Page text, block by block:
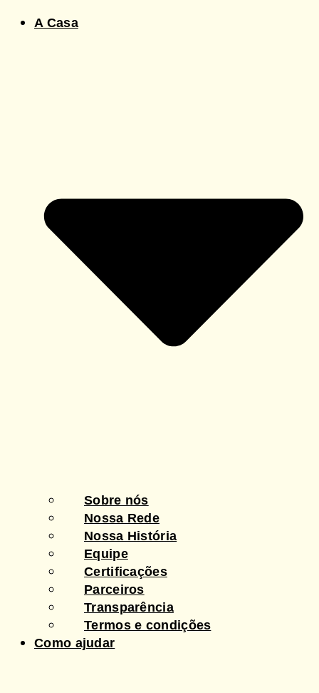
A Casa
Sobre nós
Nossa Rede
Nossa História
Equipe
Certificações
Parceiros
Transparência
Termos e condições
Como ajudar